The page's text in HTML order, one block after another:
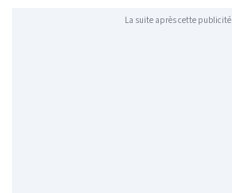
La suite après cette publicité